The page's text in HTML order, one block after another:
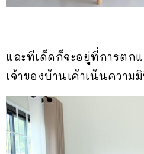
และทีเด็ดก็จะอยู่ที่การตก
เจ้าของบ้านเค้าเน้นควา